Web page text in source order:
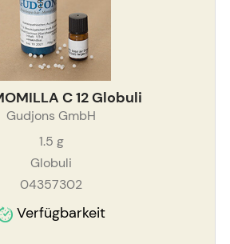
C 12 Globuli
Gudjons GmbH
1.5 g
Globuli
04357302
Verfügbarkeit